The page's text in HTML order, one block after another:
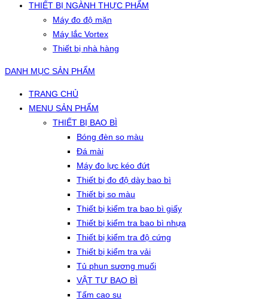
THIẾT BỊ NGÀNH THỰC PHẨM
Máy đo độ mặn
Máy lắc Vortex
Thiết bị nhà hàng
DANH MỤC SẢN PHẨM
TRANG CHỦ
MENU SẢN PHẨM
THIẾT BỊ BAO BÌ
Bóng đèn so màu
Đá mài
Máy đo lực kéo đứt
Thiết bị đo độ dày bao bì
Thiết bị so màu
Thiết bị kiểm tra bao bì giấy
Thiết bị kiểm tra bao bì nhựa
Thiết bị kiểm tra độ cứng
Thiết bị kiểm tra vải
Tủ phun sương muối
VẬT TƯ BAO BÌ
Tấm cao su